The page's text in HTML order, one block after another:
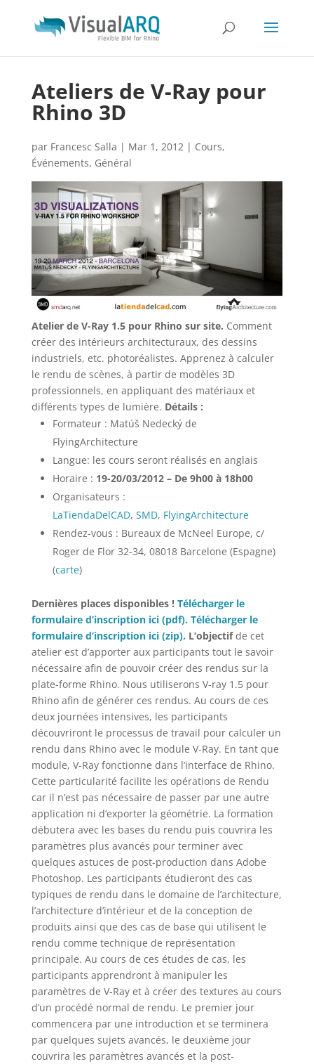
Ateliers de V-Ray pour
Rhino 3D
par Francesc Salla | Mar 1, 2012| Cours,
Événements, Général
Atelier de V-Ray 1.5 pour Rhino sur site. Comment
créer des intérieurs architecturaux, des dessins
industriels, etc. photoréalistes. Apprenez à calculer
le rendu de scènes, à partir de modèles 3D
professionnels, en appliquant des matériaux et
différents types de lumière. Détails :
Formateur : Matúš Nedecký de
FlyingArchitecture
Langue: les cours seront réalisés en anglais
Horaire : 19-20/03/2012 – De 9h00 à 18h00
Organisateurs :
LaTiendaDelCAD, SMD, FlyingArchitecture
Rendez-vous : Bureaux de McNeel Europe, c/
Roger de Flor 32-34, 08018 Barcelone (Espagne)
(carte)
Dernières places disponibles ! Télécharger le
formulaire d’inscription ici (pdf). Télécharger le
formulaire d’inscription ici (zip). L’objectifde cet
atelier est d’apporter aux participants tout le savoir
nécessaire afin de pouvoir créer des rendus sur la
plate-forme Rhino. Nous utiliserons V-ray 1.5 pour
Rhino afin de générer ces rendus. Au cours de ces
deux journées intensives, les participants
découvriront le processus de travail pour calculer un
rendu dans Rhino avec le module V-Ray. En tant que
module, V-Ray fonctionne dans l’interface de Rhino.
Cette particularité facilite les opérations de Rendu
car il n’est pas nécessaire de passer par une autre
application ni d’exporter la géométrie. La formation
débutera avec les bases du rendu puis couvrira les
paramètres plus avancés pour terminer avec
quelques astuces de post-production dans Adobe
Photoshop. Les participants étudieront des cas
typiques de rendu dans le domaine de l’architecture,
l’architecture d’intérieur et de la conception de
produits ainsi que des cas de base qui utilisent le
rendu comme technique de représentation
principale. Au cours de ces études de cas, les
participants apprendront à manipuler les
paramètres de V-Ray et à créer des textures au cours
d’un procédé normal de rendu. Le premier jour
commencera par une introduction et se terminera
par quelques sujets avancés, le deuxième jour
couvrira les paramètres avancés et la post-